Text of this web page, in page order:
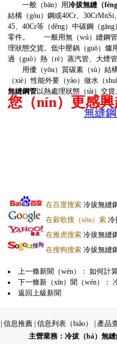
一般（bān）用冷拔無縫（
結構（gòu）鋼或40Cr、
45、40Cr等（děng）中碳鋼（
零件。 一般用無（wú）縫鋼管
理狀態交貨。低中壓鍋（guō）爐
過（guò）熱（rè）蒸汽管、大煙
用優（yōu）質碳素（sù）結
（xiè）性能外要（yào）做水（
無縫鋼管以熱處理狀態（tài）交貨
您（nín）更感
無縫
在百度搜索冷拔無縫
在穀歌搜（sōu）索冷
在雅虎搜索冷拔無縫
在搜狗搜索冷拔無縫
上一條新聞（wén）： 如何計
下一條新（xīn）聞（wén）：
返回上級新聞
信息推薦| 信息列表（biǎo）
產品
主營業務： 冷拔（bá）無